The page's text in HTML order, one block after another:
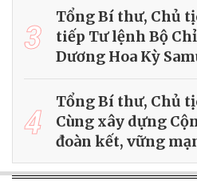
3
Tổng Bí thư, Chủ
tiếp Tư lệnh Bộ
Dương Hoa Kỳ
4
Tổng Bí thư, Chủ
Cùng xây dựng
đoàn kết, vững